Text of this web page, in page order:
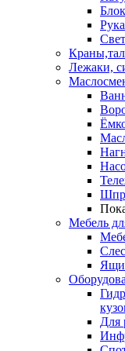
Лежаки,
Мебель
Для